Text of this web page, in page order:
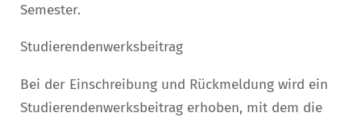
Semester.
Studierendenwerksbeitrag
Bei der Einschreibung und Rückmeldung wird ein
Studierendenwerksbeitrag erhoben, mit dem die